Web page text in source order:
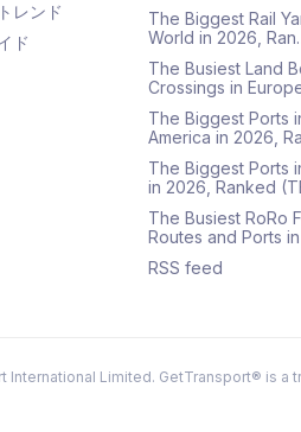
レンド
ド
The Biggest Rail
World in 2026,
The Busiest Land
Crossings in
The Biggest Ports
America in 2026,
The Biggest Ports
in 2026, Ranked
The Busiest RoRo
Routes and Ports
RSS feed
International Limited. GetTransport® is a